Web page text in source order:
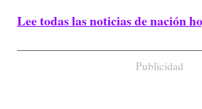
Lee todas las noticias de nación
Publicidad